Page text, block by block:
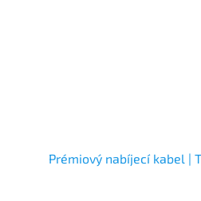
Prémiový nabíjecí kabel |